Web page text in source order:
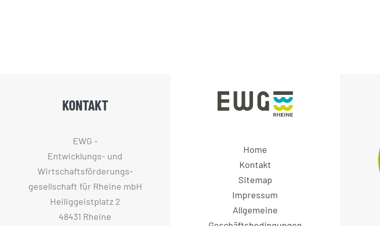
KONTAKT
EWG -
Entwicklungs- und
Wirtschaftsförderungs­
gesellschaft für Rheine mbH
Heiliggeistplatz 2
48431 Rheine
Home
Kontakt
Sitemap
Impressum
Allgemeine